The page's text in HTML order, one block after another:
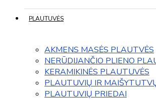
PLAUTUVĖS
AKMENS MASĖS PLAUTVĖS
NERŪDIJANČIO PLIENO
KERAMIKINĖS PLAUTUVĖS
PLAUTUVIŲ IR
PLAUTUVIŲ PRIEDAI